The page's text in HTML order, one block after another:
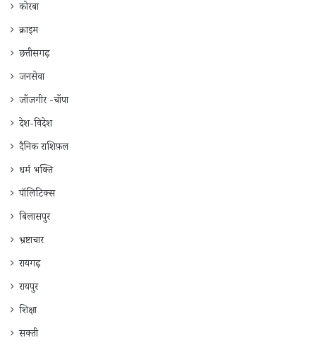
कोरबा
क्राइम
छत्तीसगढ़
जनसेवा
जाँजगीर -चाँपा
देश-विदेश
दैनिक राशिफ़ल
धर्म भक्ति
पॉलिटिक्स
बिलासपुर
भ्रष्टाचार
रायगढ़
रायपुर
शिक्षा
सक्ती